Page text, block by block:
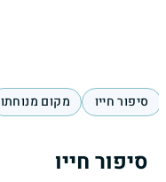
סיפור חייו מקום מנוחתו
סיפור חייו